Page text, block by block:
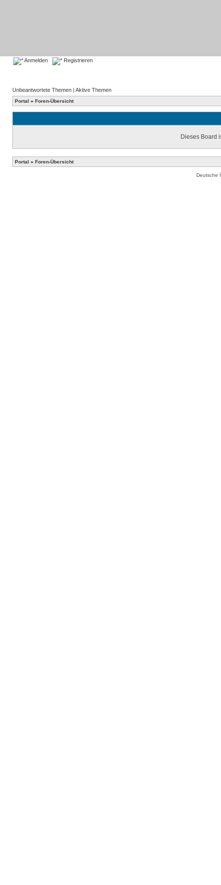
Anmelden Registrieren
Unbeantwortete Themen | Aktive Themen
Portal » Foren-Übersicht
Dieses Board
Portal » Foren-Übersicht
Deutsche